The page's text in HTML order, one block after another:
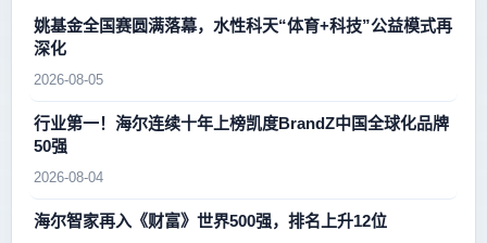
姚基金全国赛圆满落幕，水性科天“体育+科技”公益模式再
深化
2026-08-05
行业第一！海尔连续十年上榜凯度BrandZ中国全球化品牌
50强
2026-08-04
海尔智家再入《财富》世界500强，排名上升12位